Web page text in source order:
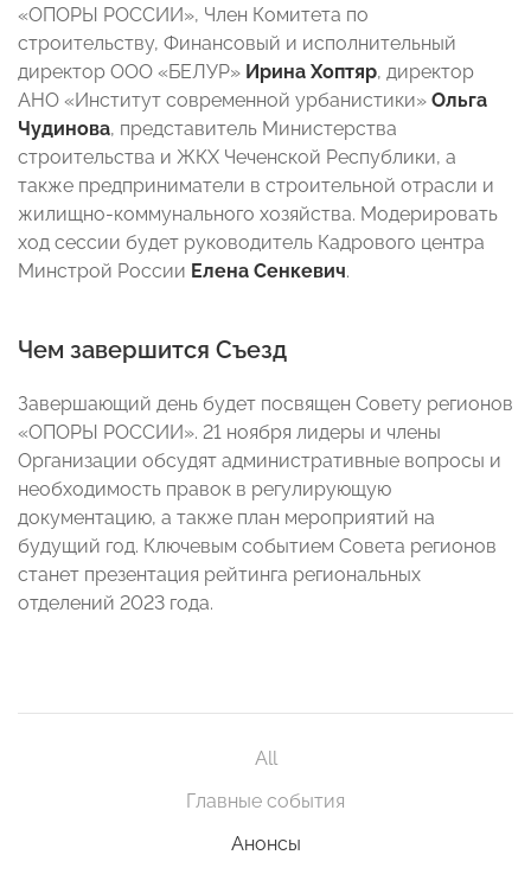
«ОПОРЫ РОССИИ», Член Комитета по
строительству, Финансовый и исполнительный
директор ООО «БЕЛУР» Ирина Хоптяр, директор
АНО «Институт современной урбанистики» Ольга
Чудинова, представитель Министерства
строительства и ЖКХ Чеченской Республики, а
также предприниматели в строительной отрасли и
жилищно-коммунального хозяйства. Модерировать
ход сессии будет руководитель Кадрового центра
Минстрой России Елена Сенкевич.
Чем завершится Съезд
Завершающий день будет посвящен Совету регионов
«ОПОРЫ РОССИИ». 21 ноября лидеры и члены
Организации обсудят административные вопросы и
необходимость правок в регулирующую
документацию, а также план мероприятий на
будущий год. Ключевым событием Совета регионов
станет презентация рейтинга региональных
отделений 2023 года.
All
Главные события
Анонсы